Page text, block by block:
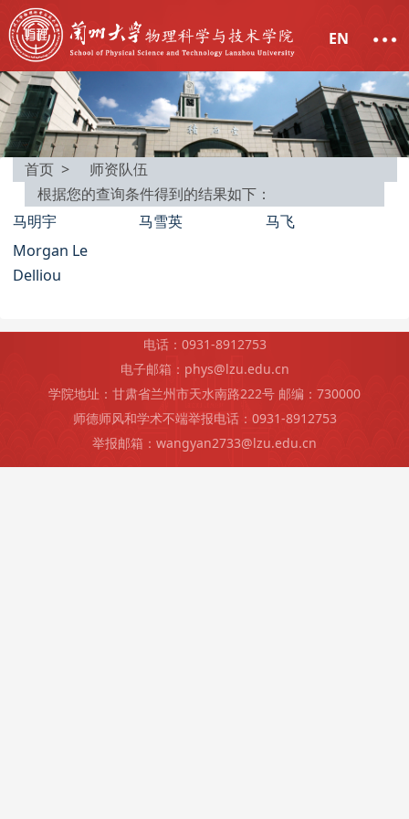
EN
首页 >
师资队伍
根据您的查询条件得到的结果如下：
马明宇
马雪英
马飞
Morgan Le
Delliou
电话：0931-8912753
电子邮箱：phys@lzu.edu.cn
学院地址：甘肃省兰州市天水南路222号 邮编：730000
师德师风和学术不端举报电话：0931-8912753
举报邮箱：wangyan2733@lzu.edu.cn